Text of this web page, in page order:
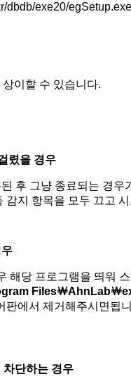
dbdb/exe20/egSetup.exe
이할 수 있습니다.
렸을 경우
후 그냥 종료되는 경우
지 항목을 모두 끄고
해당 프로그램을 띄워
Files￦AhnLab￦
판에서 제거해주시면됩
단하는 경우